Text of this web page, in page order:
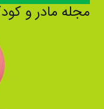
مجله مادر و